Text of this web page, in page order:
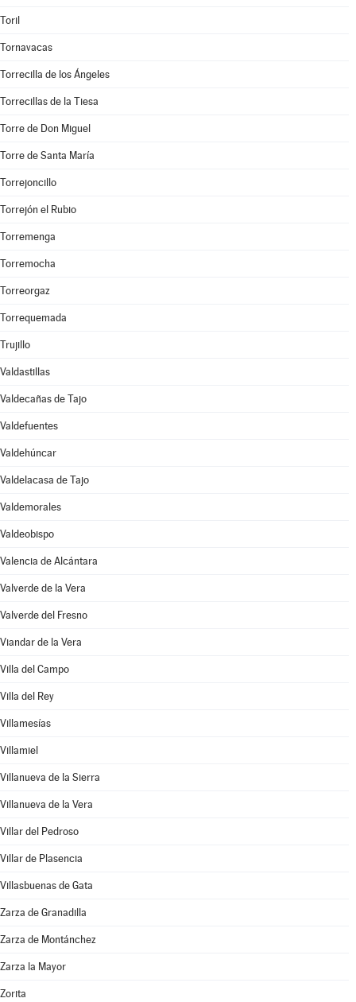
Toril
Tornavacas
Torrecilla de los Ángeles
Torrecillas de la Tiesa
Torre de Don Miguel
Torre de Santa María
Torrejoncillo
Torrejón el Rubio
Torremenga
Torremocha
Torreorgaz
Torrequemada
Trujillo
Valdastillas
Valdecañas de Tajo
Valdefuentes
Valdehúncar
Valdelacasa de Tajo
Valdemorales
Valdeobispo
Valencia de Alcántara
Valverde de la Vera
Valverde del Fresno
Viandar de la Vera
Villa del Campo
Villa del Rey
Villamesías
Villamiel
Villanueva de la Sierra
Villanueva de la Vera
Villar del Pedroso
Villar de Plasencia
Villasbuenas de Gata
Zarza de Granadilla
Zarza de Montánchez
Zarza la Mayor
Zorita